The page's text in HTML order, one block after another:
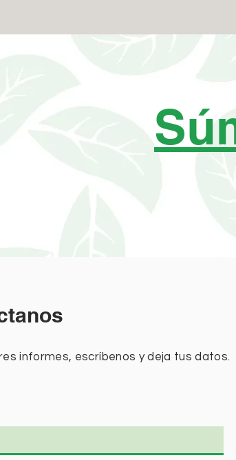
informes, escríbenos y deja tus datos.